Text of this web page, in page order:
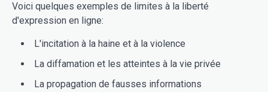
Voici quelques exemples de limites à la liberté
d'expression en ligne:
L'incitation à la haine et à la violence
La diffamation et les atteintes à la vie privée
La propagation de fausses informations